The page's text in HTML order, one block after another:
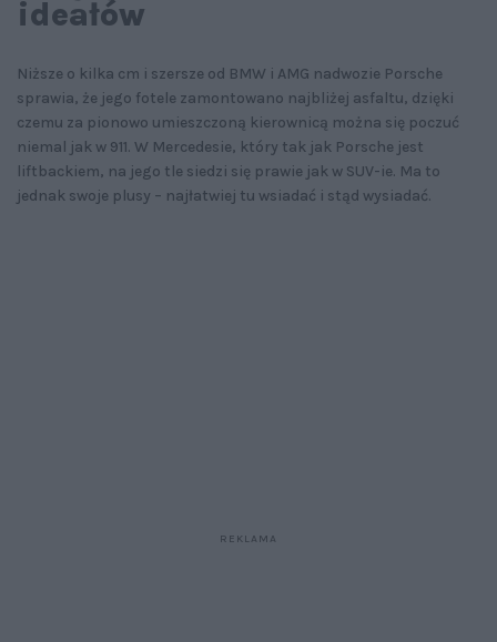
ideałów
Niższe o kilka cm i szersze od BMW i AMG nadwozie Porsche
sprawia, że jego fotele zamontowano najbliżej asfaltu, dzięki
czemu za pionowo umieszczoną kierownicą można się poczuć
niemal jak w 911. W Mercedesie, który tak jak Porsche jest
liftbackiem, na jego tle siedzi się prawie jak w SUV-ie. Ma to
jednak swoje plusy – najłatwiej tu wsiadać i stąd wysiadać.